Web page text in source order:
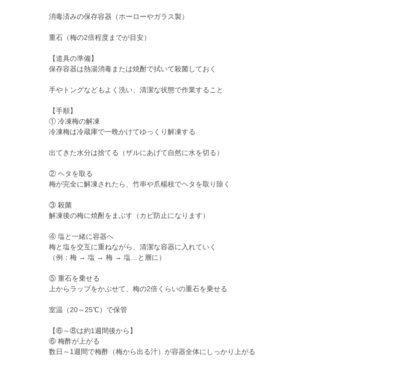
消毒済みの保存容器（ホーローやガラス製）
重石（梅の2倍程度までが目安）
【道具の準備】
保存容器は熱湯消毒または焼酎で拭いて殺菌しておく
手やトングなどもよく洗い、清潔な状態で作業すること
【手順】
① 冷凍梅の解凍
冷凍梅は冷蔵庫で一晩かけてゆっくり解凍する
出てきた水分は捨てる（ザルにあげて自然に水を切る）
② ヘタを取る
梅が完全に解凍されたら、竹串や爪楊枝でヘタを取り除く
③ 殺菌
解凍後の梅に焼酎をまぶす（カビ防止になります）
④ 塩と一緒に容器へ
梅と塩を交互に重ねながら、清潔な容器に入れていく
（例：梅 → 塩 → 梅 → 塩…と層に）
⑤ 重石を乗せる
上からラップをかぶせて、梅の2倍くらいの重石を乗せる
室温（20～25℃）で保管
【⑥～⑧は約1週間後から】
⑥ 梅酢が上がる
数日～1週間で梅酢（梅から出る汁）が容器全体にしっかり上がる